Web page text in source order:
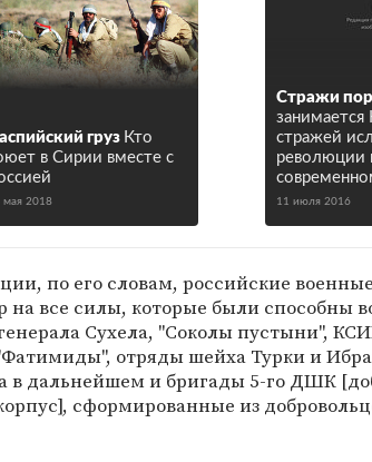
груз Кто
в Сирии вместе с
мая 2018
Стражи
занимается
стражей
революции
11 июля 2016
по его словам, российские
на все силы, которые были способны
Сухела, "Соколы пустыни",
отряды шейха Турки и
в дальнейшем и бригады 5-го ДШК
сформированные из